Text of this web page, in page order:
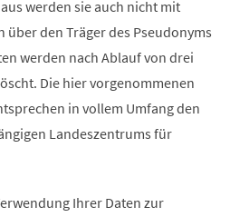
werden sie auch nicht mit
über den Träger des Pseudonyms
werden nach Ablauf von drei
Die hier vorgenommenen
in vollem Umfang den
Landeszentrums für
Ihrer Daten zur